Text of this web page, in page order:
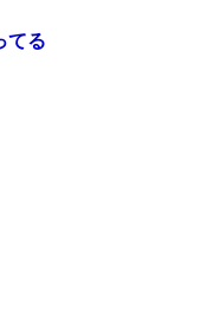
てる